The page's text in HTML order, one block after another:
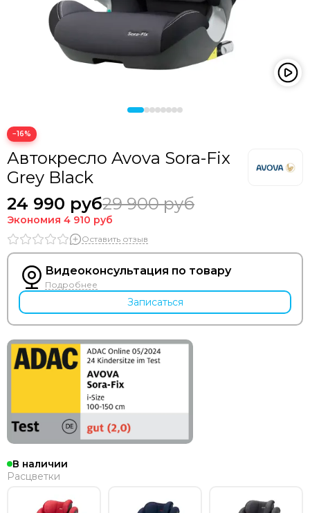
−16%
Автокресло Avova Sora-Fix
Grey Black
24 990 руб29 900 руб
Экономия 4 910 руб
Оставить отзыв
Видеоконсультация по товару
Подробнее
Записаться
В наличии
Расцветки